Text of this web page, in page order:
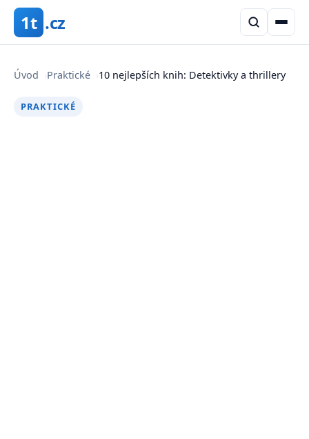
1t .cz
Úvod ›Praktické ›10 nejlepších knih: Detektivky a thrillery
PRAKTICKÉ